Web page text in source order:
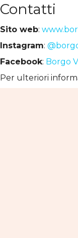
Contatti
Sito web:
Instagram:
Facebook: Borgo
Per ulteriori